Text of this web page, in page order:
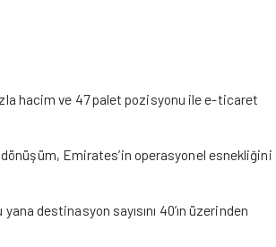
hacim ve 47 palet pozisyonu ile e-ticaret
dönüşüm, Emirates’in operasyonel esnekliğini
destinasyon sayısını 40’ın üzerinden